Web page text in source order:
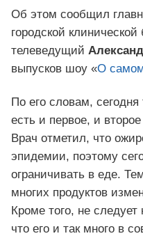
Об этом сообщил
городской
телеведущий
выпусков шоу «О
По его словам,
есть и первое, и
Врач отметил, что
эпидемии, поэтому
ограничивать в еде.
многих продуктов
Кроме того, не
что его и так много в